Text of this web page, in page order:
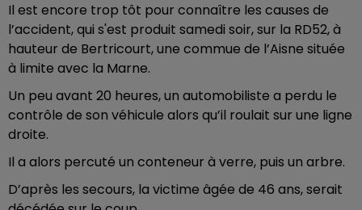
Il est encore trop tôt pour connaître les causes de
l’accident, qui s'est produit samedi soir, sur la RD52, à
hauteur de Bertricourt, une commue de l’Aisne située
à limite avec la Marne.
Un peu avant 20 heures, un automobiliste a perdu le
contrôle de son véhicule alors qu’il roulait sur une ligne
droite.
Il a alors percuté un conteneur à verre, puis un arbre.
D’après les secours, la victime âgée de 46 ans, serait